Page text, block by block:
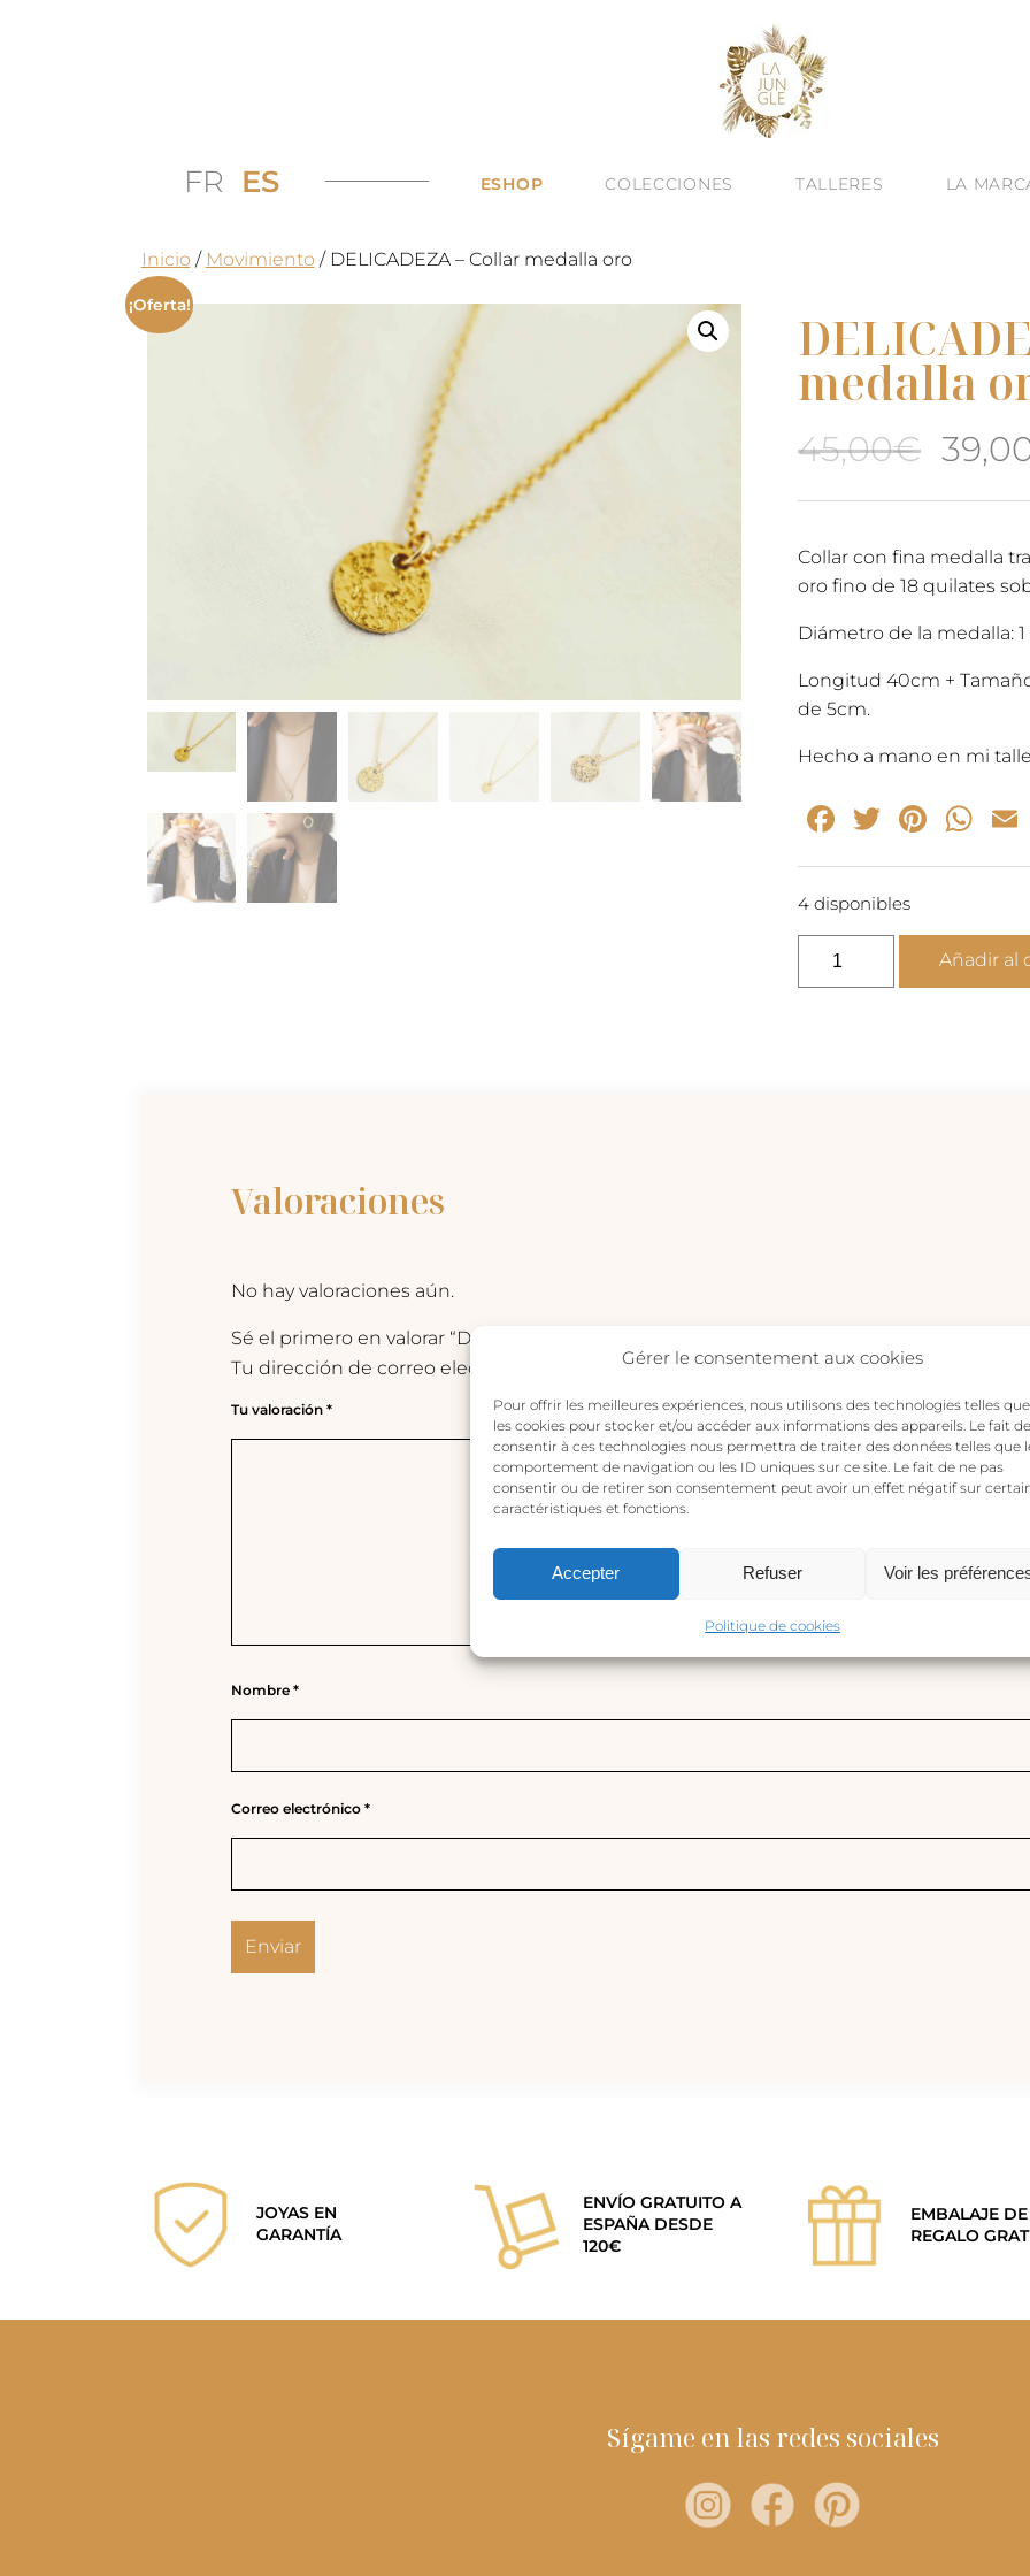
Gérer le consentement aux cookies
Pour offrir les meilleures expériences, nous utilisons des technologies telles que
les cookies pour stocker et/ou accéder aux informations des appareils. Le fait de
consentir à ces technologies nous permettra de traiter des données telles que
comportement de navigation ou les ID uniques sur ce site. Le fait de ne pas
consentir ou de retirer son consentement peut avoir un effet négatif sur
caractéristiques et fonctions.
Accepter Refuser Voir les
Politique de cookies
FR ES ESHOP COLECCIONES TALLERES LA
Inicio / Movimiento / DELICADEZA – Collar medalla oro
¡Oferta!
medalla
45,00€ El
Collar con fina medalla
oro fino de 18 quilates
Diámetro de la medalla:
Longitud 40cm +
de 5cm.
Hecho a mano en mi
Facebook
Twitter
4 disponibles
Añadir al
Valoraciones
No hay valoraciones aún.
Sé el primero en valorar “DELICADEZA – Collar medalla oro”
Tu dirección de correo electrónico no será publicada. Los campos obligatorios están
Tu valoración *
Nombre *
Correo electrónico *
JOYAS EN
GARANTÍA
ENVÍO GRATUITO A
ESPAÑA DESDE
120€
EMBALAJE DE
REGALO
Sígame en las redes sociales